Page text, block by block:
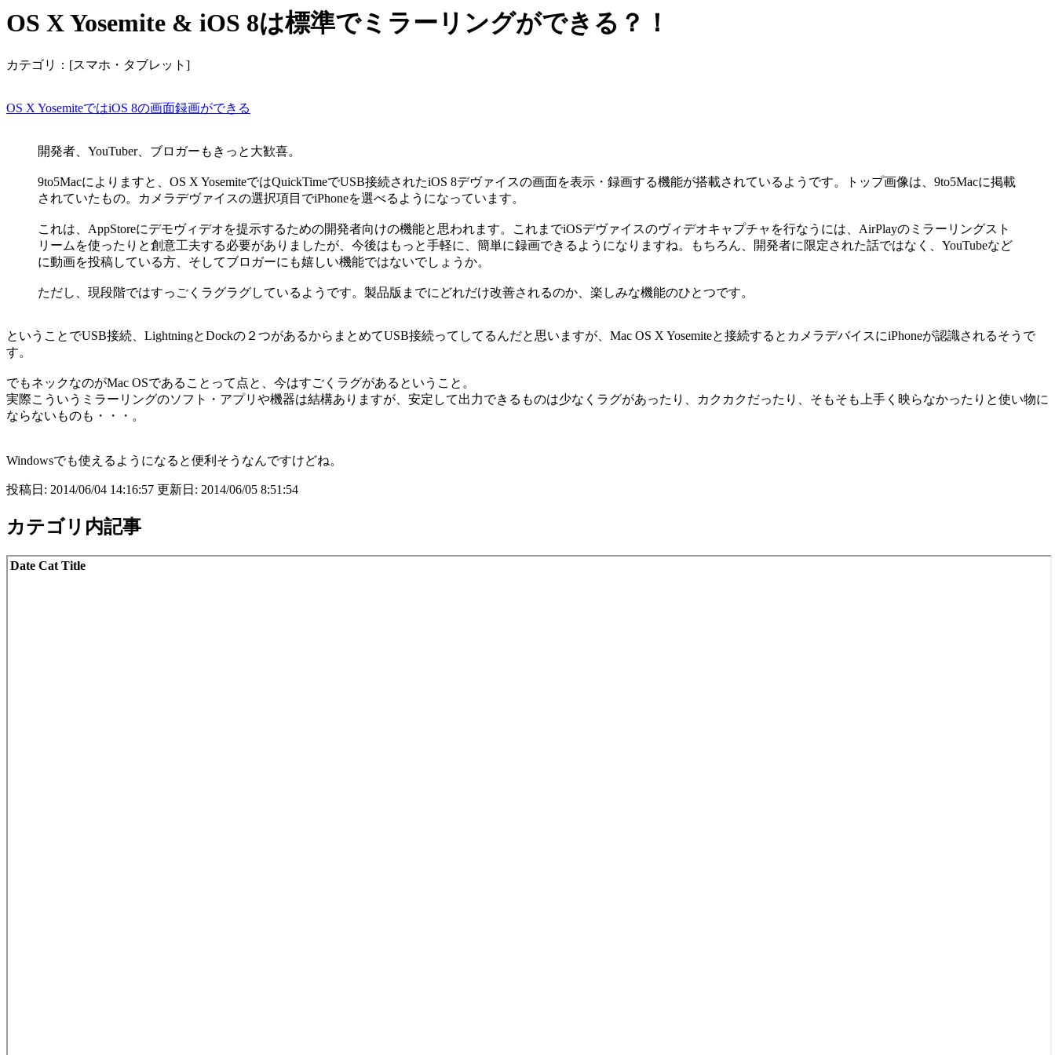
OS X Yosemite & iOS 8は標準でミラーリングができる？！
カテゴリ：[スマホ・タブレット]
OS X YosemiteではiOS 8の画面録画ができる
開発者、YouTuber、ブロガーもきっと大歓喜。
9to5Macによりますと、OS X YosemiteではQuickTimeでUSB接続されたiOS 8デヴァイスの画面を表示・録画する機能が搭載されているようです。トップ画像は、9to5Macに掲載
されていたもの。カメラデヴァイスの選択項目でiPhoneを選べるようになっています。
これは、AppStoreにデモヴィデオを提示するための開発者向けの機能と思われます。これまでiOSデヴァイスのヴィデオキャプチャを行なうには、AirPlayのミラーリングスト
リームを使ったりと創意工夫する必要がありましたが、今後はもっと手軽に、簡単に録画できるようになりますね。もちろん、開発者に限定された話ではなく、YouTubeなど
に動画を投稿している方、そしてブロガーにも嬉しい機能ではないでしょうか。
ただし、現段階ではすっごくラグラグしているようです。製品版までにどれだけ改善されるのか、楽しみな機能のひとつです。
ということでUSB接続、LightningとDockの２つがあるからまとめてUSB接続ってしてるんだと思いますが、Mac OS X Yosemiteと接続するとカメラデバイスにiPhoneが認識されるそうで
す。
でもネックなのがMac OSであることって点と、今はすごくラグがあるということ。
実際こういうミラーリングのソフト・アプリや機器は結構ありますが、安定して出力できるものは少なくラグがあったり、カクカクだったり、そもそも上手く映らなかったりと使い物に
ならないものも・・・。
Windowsでも使えるようになると便利そうなんですけどね。
投稿日: 2014/06/04 14:16:57 更新日: 2014/06/05 8:51:54
カテゴリ内記事